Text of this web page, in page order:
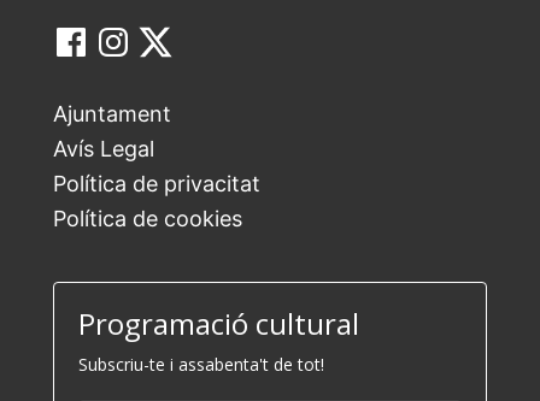
Ajuntament
Avís Legal
Política de privacitat
Política de cookies
Programació cultural
Subscriu-te i assabenta't de tot!